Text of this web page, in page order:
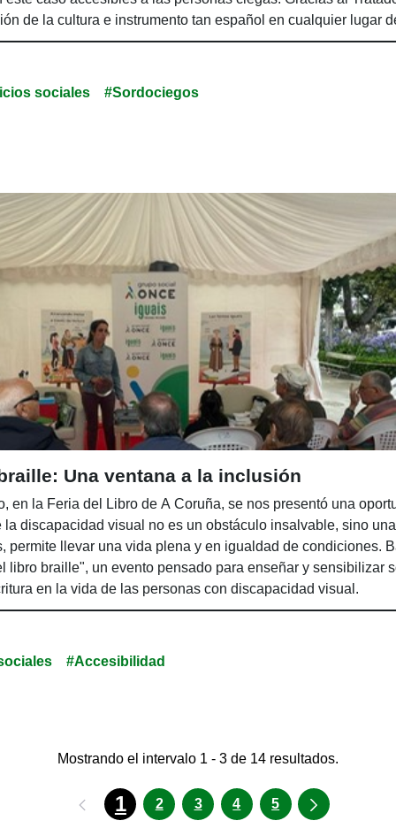
de la cultura e instrumento tan español en cualquier lugar
sociales #Sordociegos
Una ventana a la inclusión
en la Feria del Libro de A Coruña, se nos presentó una
la discapacidad visual no es un obstáculo insalvable, sino
permite llevar una vida plena y en igualdad de condiciones.
libro braille", un evento pensado para enseñar y sensibilizar
en la vida de las personas con discapacidad visual.
#Accesibilidad
Mostrando el intervalo 1 - 3 de 14 resultados.
1 2 3 4 5